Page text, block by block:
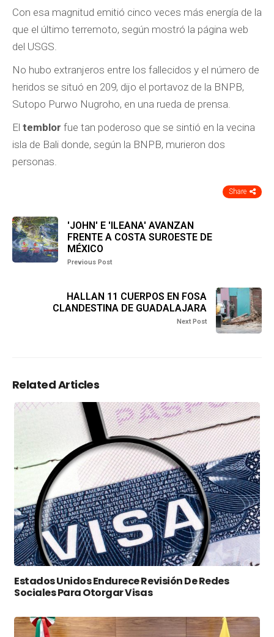
Con esa magnitud emitió cinco veces más energía de la
que el último terremoto, según mostró la página web
del USGS.
No hubo extranjeros entre los fallecidos y el número de
heridos se situó en 209, dijo el portavoz de la BNPB,
Sutopo Purwo Nugroho, en una rueda de prensa.
El temblor fue tan poderoso que se sintió en la vecina
isla de Bali donde, según la BNPB, murieron dos
personas.
Share
'JOHN' E 'ILEANA' AVANZAN
FRENTE A COSTA SUROESTE DE
MÉXICO
Previous Post
HALLAN 11 CUERPOS EN FOSA
CLANDESTINA DE GUADALAJARA
Next Post
Related Articles
Estados Unidos Endurece Revisión De Redes
Sociales Para Otorgar Visas